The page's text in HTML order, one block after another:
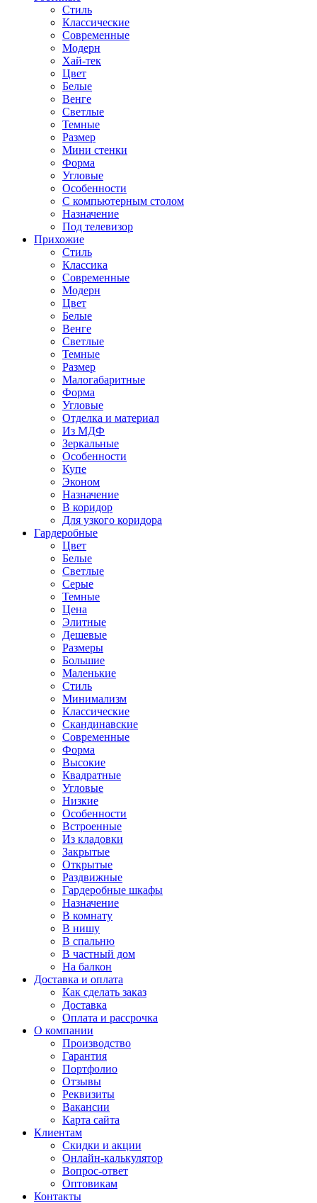
Стиль
Классические
Современные
Модерн
Хай-тек
Цвет
Белые
Венге
Светлые
Темные
Размер
Мини стенки
Форма
Угловые
Особенности
С компьютерным столом
Назначение
Под телевизор
Прихожие
Стиль
Классика
Современные
Модерн
Цвет
Белые
Венге
Светлые
Темные
Размер
Малогабаритные
Форма
Угловые
Отделка и материал
Из МДФ
Зеркальные
Особенности
Купе
Эконом
Назначение
В коридор
Для узкого коридора
Гардеробные
Цвет
Белые
Светлые
Серые
Темные
Цена
Элитные
Дешевые
Размеры
Большие
Маленькие
Стиль
Минимализм
Классические
Скандинавские
Современные
Форма
Высокие
Квадратные
Угловые
Низкие
Особенности
Встроенные
Из кладовки
Закрытые
Открытые
Раздвижные
Гардеробные шкафы
Назначение
В комнату
В нишу
В спальню
В частный дом
На балкон
Доставка и оплата
Как сделать заказ
Доставка
Оплата и рассрочка
О компании
Производство
Гарантия
Портфолио
Отзывы
Реквизиты
Вакансии
Карта сайта
Клиентам
Скидки и акции
Онлайн-калькулятор
Вопрос-ответ
Оптовикам
Контакты